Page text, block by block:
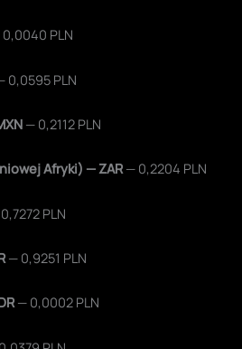
PLN
0,0595 PLN
— 0,2112 PLN
Afryki) — ZAR— 0,2204 PLN
PLN
— 0,9251 PLN
— 0,0002 PLN